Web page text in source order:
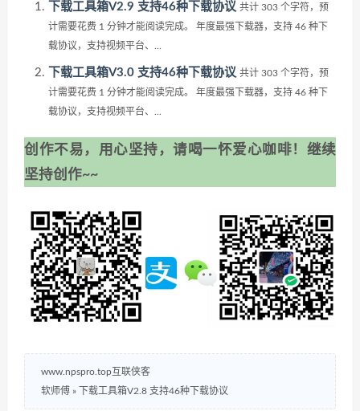
下载工具箱V2.9 支持46种下载协议 共计 303 个字符，预
计需要花费 1 分钟才能阅读完成。 年度最强下载器，支持 46 种下
载协议，支持视频平台、...
下载工具箱V3.0 支持46种下载协议 共计 303 个字符，预
计需要花费 1 分钟才能阅读完成。 年度最强下载器，支持 46 种下
载协议，支持视频平台、...
创作不易，用心坚持，请喝一怀爱心咖啡！继续
坚持创作~~
www.npspro.top互联侠客
软师傅 » 下载工具箱V2.8 支持46种下载协议